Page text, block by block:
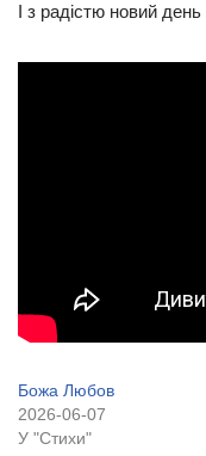
І з радістю новий день
Божа Любов
2026-06-07
У "Стихи"